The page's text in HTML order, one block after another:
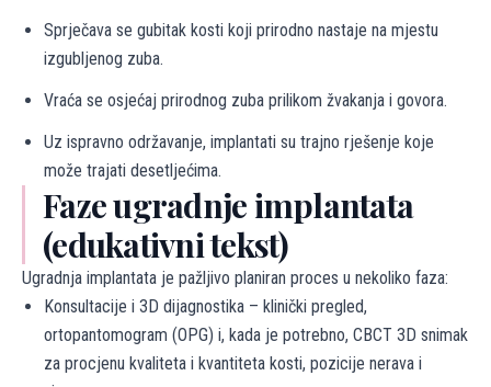
Sprječava se gubitak kosti koji prirodno nastaje na mjestu
izgubljenog zuba.
Vraća se osjećaj prirodnog zuba prilikom žvakanja i govora.
Uz ispravno održavanje, implantati su trajno rješenje koje
može trajati desetljećima.
Faze ugradnje implantata
(edukativni tekst)
Ugradnja implantata je pažljivo planiran proces u nekoliko faza:
Konsultacije i 3D dijagnostika – klinički pregled,
ortopantomogram (OPG) i, kada je potrebno, CBCT 3D snimak
za procjenu kvaliteta i kvantiteta kosti, pozicije nerava i